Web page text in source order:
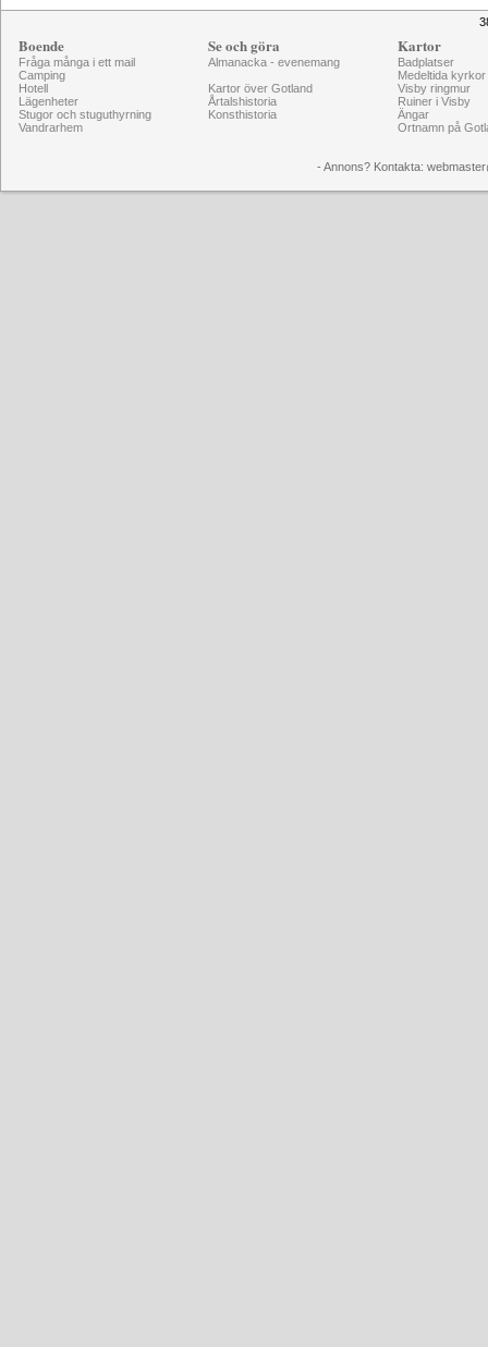
Boende
Fråga många i ett mail
Camping
Hotell
Lägenheter
Stugor och stuguthyrning
Vandrarhem
Se och göra
Almanacka - evenemang
Kartor över Gotland
Årtalshistoria
Konsthistoria
Kartor
Badplatser
Medeltida kyrkor
Visby ringmur
Ruiner i Visby
Ängar
Ortnamn på
- Annons? Kontakta: